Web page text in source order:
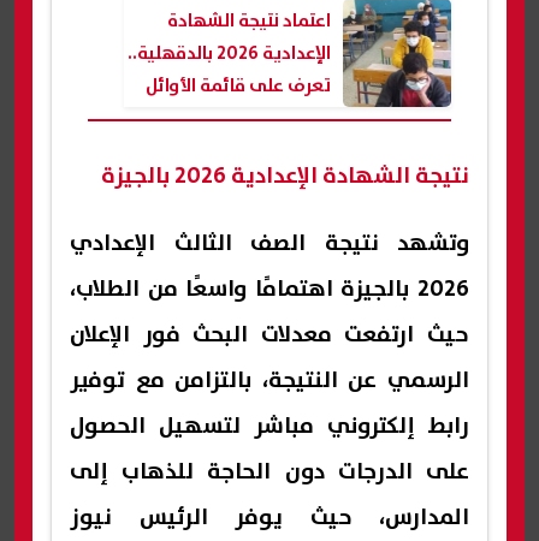
اعتماد نتيجة الشهادة
الإعدادية 2026 بالدقهلية..
تعرف على قائمة الأوائل
نتيجة الشهادة الإعدادية 2026 بالجيزة
وتشهد نتيجة الصف الثالث الإعدادي
2026 بالجيزة اهتمامًا واسعًا من الطلاب،
حيث ارتفعت معدلات البحث فور الإعلان
الرسمي عن النتيجة، بالتزامن مع توفير
رابط إلكتروني مباشر لتسهيل الحصول
على الدرجات دون الحاجة للذهاب إلى
المدارس، حيث يوفر الرئيس نيوز